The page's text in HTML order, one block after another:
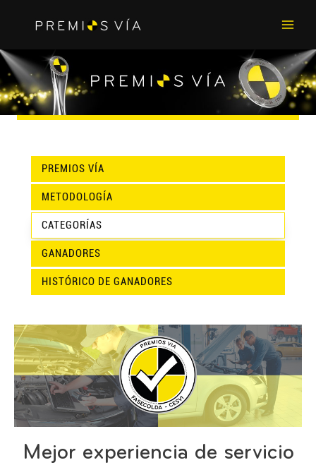
Menu
PREMIOS VÍA
METODOLOGÍA
CATEGORÍAS
GANADORES
HISTÓRICO DE GANADORES
Mejor experiencia de servicio